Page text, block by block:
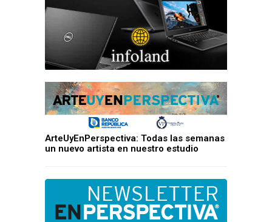
ArteUyEnPerspectiva: Todas las semanas
un nuevo artista en nuestro estudio